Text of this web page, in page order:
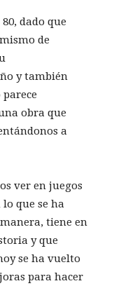
dado que
de
y también
obra que
a
ver en juegos
que se ha
tiene en
y que
se ha vuelto
para hacer